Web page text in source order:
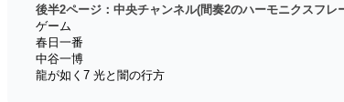
後半2ページ：中央チャンネル(間奏2のハーモニクスフレ
ゲーム
春日一番
中谷一博
龍が如く7 光と闇の行方